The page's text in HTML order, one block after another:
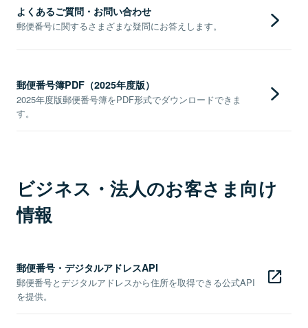
よくあるご質問・お問い合わせ
郵便番号に関するさまざまな疑問にお答えします。
郵便番号簿PDF（2025年度版）
2025年度版郵便番号簿をPDF形式でダウンロードできま
す。
ビジネス・法人のお客さま向け
情報
郵便番号・デジタルアドレスAPI
郵便番号とデジタルアドレスから住所を取得できる公式API
を提供。